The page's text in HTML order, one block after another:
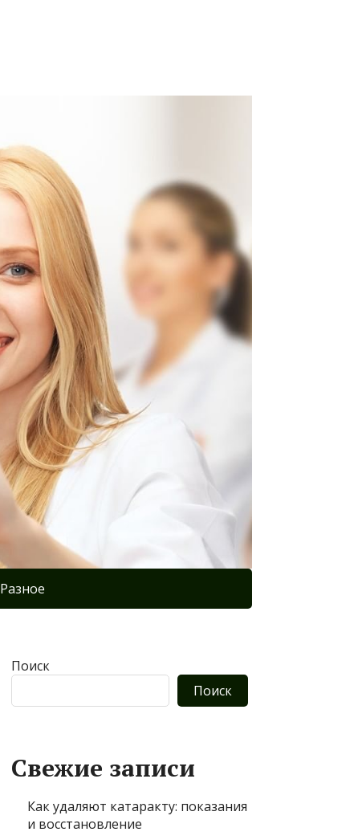
Разное
Поиск
Поиск
Свежие записи
Как удаляют катаракту: показания
и восстановление